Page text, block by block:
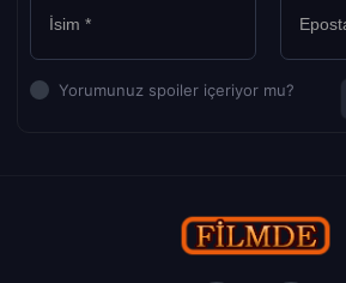
Yorumunuz spoiler içeriyor mu?